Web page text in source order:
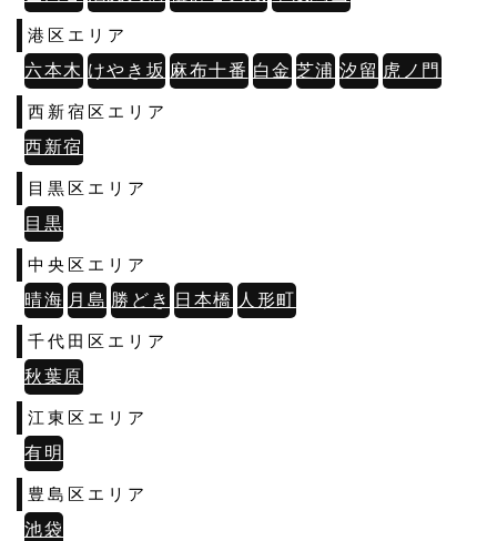
港区エリア
六本木 けやき坂 麻布十番 白金 芝浦 汐留 虎ノ門
西新宿区エリア
西新宿
目黒区エリア
目黒
中央区エリア
晴海 月島 勝どき 日本橋 人形町
千代田区エリア
秋葉原
江東区エリア
有明
豊島区エリア
池袋